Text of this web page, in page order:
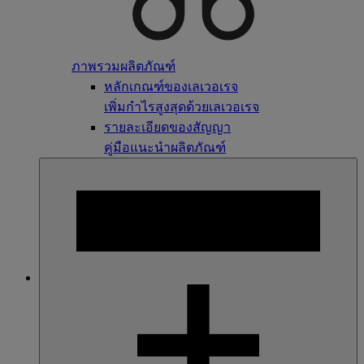
ภาพรวมผลิตภัณฑ์
หลักเกณฑ์ของเลเวอเรจ
เพิ่มกำไรสูงสุดด้วยเลเวอเรจ
รายละเอียดของสัญญา
คู่มือแนะนำผลิตภัณฑ์